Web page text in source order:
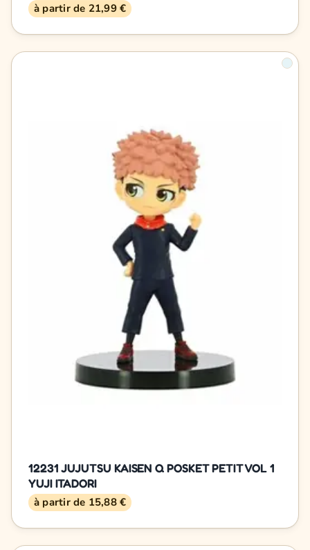
à partir de 21,99 €
12231 JUJUTSU KAISEN Q POSKET PETIT VOL 1
YUJI ITADORI
à partir de 15,88 €